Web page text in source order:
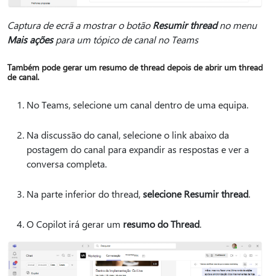
Captura de ecrã a mostrar o botãoResumir threadno menu
Mais açõespara um tópico de canal no Teams
Também pode gerar um resumo de thread depois de abrir um thread
de canal.
No Teams, selecione um canal dentro de uma equipa.
Na discussão do canal, selecione o link abaixo da
postagem do canal para expandir as respostas e ver a
conversa completa.
Na parte inferior do thread,selecione Resumir thread.
O Copilot irá gerar um resumo do Thread.